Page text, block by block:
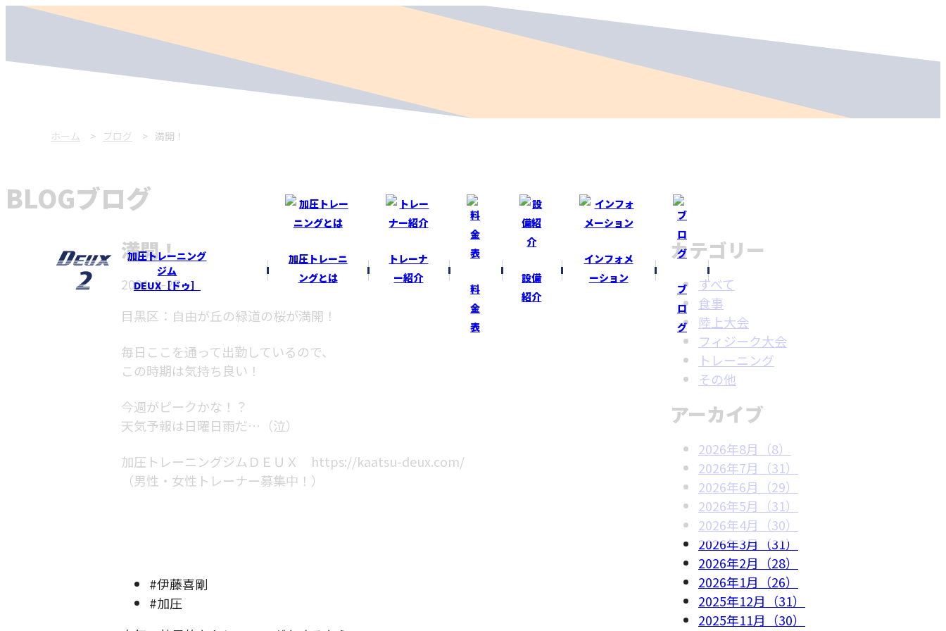
加圧トレーニング
ジム
DEUX［ドゥ］
加圧トレーニ
ングとは
トレーナ
ー紹介
料
金
表
設備
紹介
インフォメ
ーション
ブ
ロ
グ
ホーム ブログ 満開！
BLOGブログ
満開！
2021-3-25
目黒区：自由が丘の緑道の桜が満開！
毎日ここを通って出勤しているので、
この時期は気持ち良い！
今週がピークかな！？
天気予報は日曜日雨だ…（泣）
加圧トレーニングジムＤＥＵＸ https://kaatsu-deux.com/
（男性・女性トレーナー募集中！）
#伊藤喜剛
#加圧
カテゴリー
すべて
食事
陸上大会
フィジーク大会
トレーニング
その他
アーカイブ
2026年8月（8）
2026年7月（31）
2026年6月（29）
2026年5月（31）
2026年4月（30）
2026年3月（31）
2026年2月（28）
2026年1月（26）
2025年12月（31）
2025年11月（30）